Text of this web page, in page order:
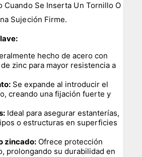
Cuando Se Inserta Un Tornillo O
Sujeción Firme.
hecho de acero con
zinc para mayor resistencia a
Se expande al introducir el
creando una fijación fuerte y
Ideal para asegurar estanterías,
o estructuras en superficies
zincado: Ofrece protección
prolongando su durabilidad en